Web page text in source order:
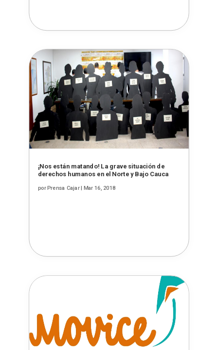
¡Nos están matando! La grave situación de
derechos humanos en el Norte y Bajo Cauca
porPrensa Cajar| Mar 16, 2018